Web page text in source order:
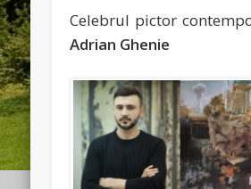
Celebrul pictor
Adrian Ghenie